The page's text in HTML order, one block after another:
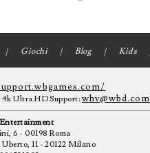
Giochi Blog Kids
Ultra HD Support:whv@wbd.com
6 - 00198 Roma
11 - 20122 Milano